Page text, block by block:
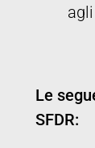
Le
SFDR: